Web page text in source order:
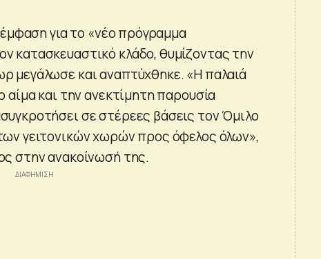
για το «νέο πρόγραμμα
κατασκευαστικό κλάδο, θυμίζοντας την
μεγάλωσε και αναπτύχθηκε. «Η παλαιά
και την ανεκτίμητη παρουσία
σε στέρεες βάσεις τον Όμιλο
γειτονικών χωρών προς όφελος όλων»,
στην ανακοίνωσή της.